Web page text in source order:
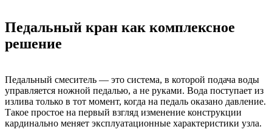
Педальный кран как комплексное
решение
Педальный смеситель — это система, в которой подача воды
управляется ножной педалью, а не руками. Вода поступает из
излива только в тот момент, когда на педаль оказано давление.
Такое простое на первый взгляд изменение конструкции
кардинально меняет эксплуатационные характеристики узла.